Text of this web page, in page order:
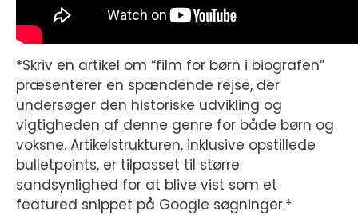
*Skriv en artikel om “film for børn i biografen”
præsenterer en spændende rejse, der
undersøger den historiske udvikling og
vigtigheden af denne genre for både børn og
voksne. Artikelstrukturen, inklusive opstillede
bulletpoints, er tilpasset til større
sandsynlighed for at blive vist som et
featured snippet på Google søgninger.*